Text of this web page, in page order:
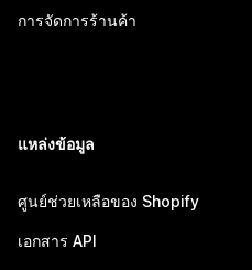
การจัดการร้านค้า
แหล่งข้อมูล
ศูนย์ช่วยเหลือของ Shopify
เอกสาร API